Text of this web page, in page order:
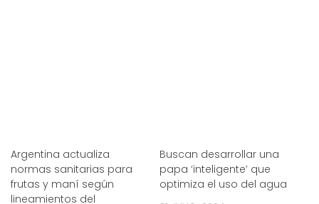
Argentina actualiza
normas sanitarias para
frutas y maní según
lineamientos del
Buscan desarrollar una
papa ‘inteligente’ que
optimiza el uso del agua